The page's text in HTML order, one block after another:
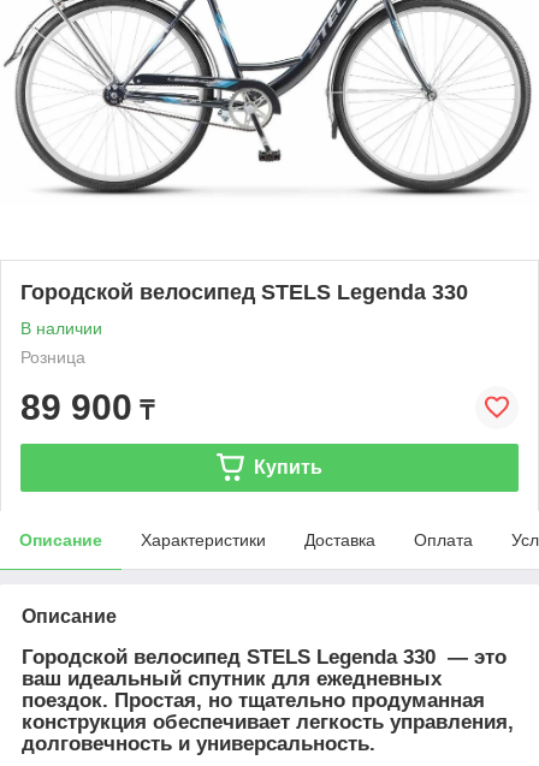
Городской велосипед STELS Legenda 330
В наличии
Розница
89 900 ₸
Купить
Описание Характеристики Доставка Оплата
Описание
Городской велосипед STELS Legenda 330 — это
ваш идеальный спутник для ежедневных
поездок. Простая, но тщательно продуманная
конструкция обеспечивает легкость управления,
долговечность и универсальность.